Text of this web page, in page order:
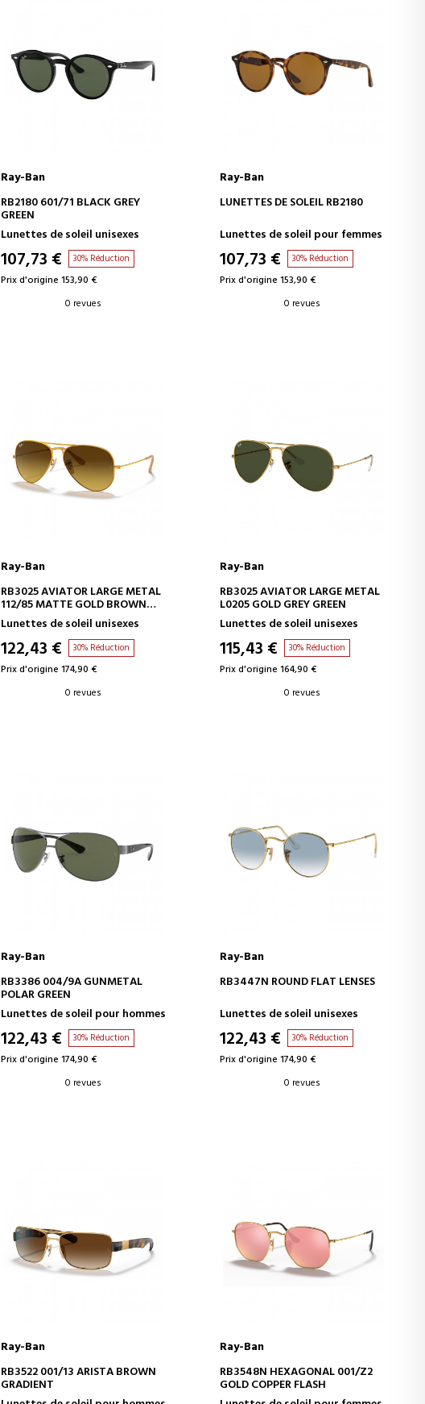
AJOUTER AU PANIER
Ray-Ban
RB2180 601/71 BLACK GREY
GREEN
Lunettes de soleil unisexes
107,73 € 30% Réduction
Prix d'origine 153,90 €
0 revues
AJOUTER AU PANIER
Ray-Ban
LUNETTES DE SOLEIL RB2180
Lunettes de soleil pour femmes
107,73 € 30% Réduction
Prix d'origine 153,90 €
0 revues
AJOUTER AU PANIER
Ray-Ban
RB3025 AVIATOR LARGE METAL
112/85 MATTE GOLD BROWN
GRADIENT
Lunettes de soleil unisexes
122,43 € 30% Réduction
Prix d'origine 174,90 €
0 revues
AJOUTER AU PANIER
Ray-Ban
RB3025 AVIATOR LARGE METAL
L0205 GOLD GREY GREEN
Lunettes de soleil unisexes
115,43 € 30% Réduction
Prix d'origine 164,90 €
0 revues
AJOUTER AU PANIER
Ray-Ban
RB3386 004/9A GUNMETAL
POLAR GREEN
Lunettes de soleil pour hommes
122,43 € 30% Réduction
Prix d'origine 174,90 €
0 revues
AJOUTER AU PANIER
Ray-Ban
RB3447N ROUND FLAT LENSES
Lunettes de soleil unisexes
122,43 € 30% Réduction
Prix d'origine 174,90 €
0 revues
AJOUTER AU PANIER
Ray-Ban
RB3522 001/13 ARISTA BROWN
GRADIENT
AJOUTER AU PANIER
Ray-Ban
RB3548N HEXAGONAL 001/Z2
GOLD COPPER FLASH